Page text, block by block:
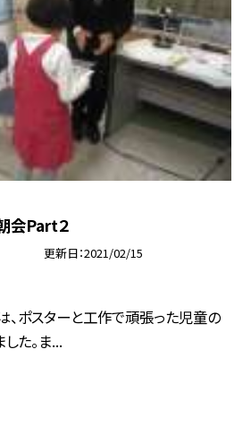
会Part２
更新日 2021/02/15
ポスターと工作で頑張った児童の
た。ま...